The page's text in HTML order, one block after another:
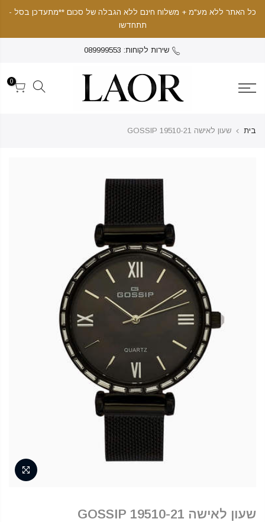
כל האתר ללא מע"מ + משלוח חינם ללא הגבלה של סכום **מתעדכן בסל -
תתחדשו
שירות לקוחות: 089999553
0
בית שעון לאישה 19510-21 GOSSIP
שעון לאישה 19510-21 GOSSIP